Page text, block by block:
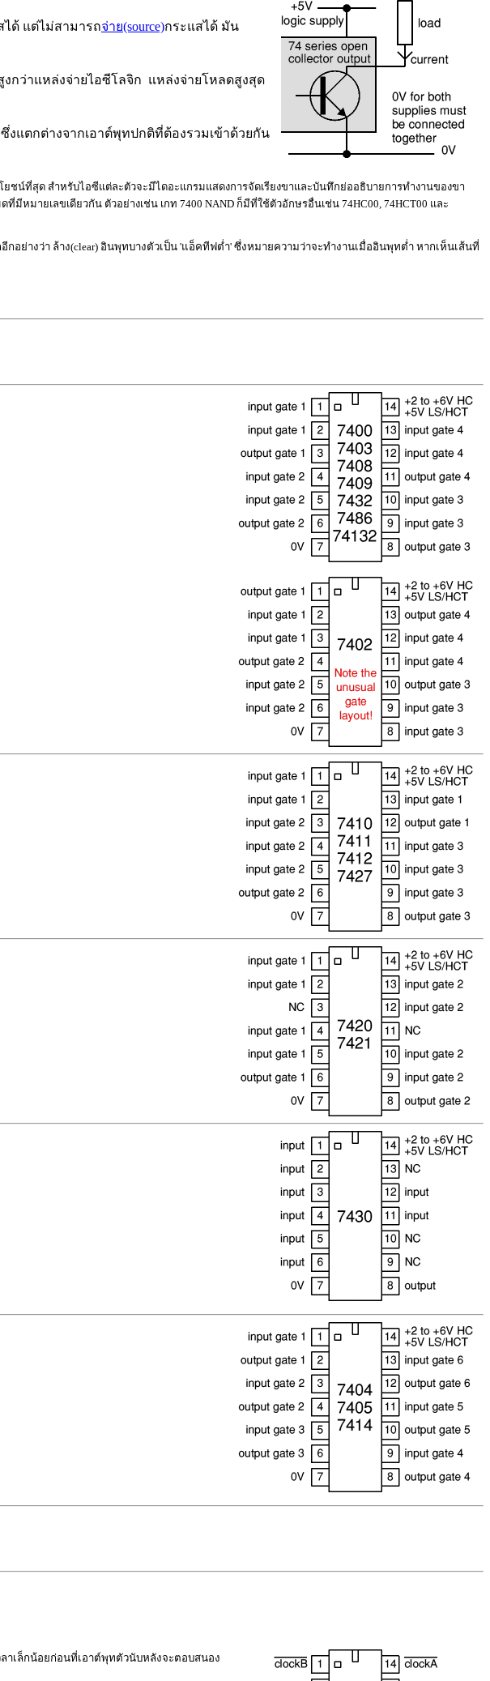
ได้ แต่ไม่สามารถจ่าย(source)กระแสได้ มัน
กว่าแหล่งจ่ายไอซีโลจิก แหล่งจ่ายโหลดสูงสุด
งแตกต่างจากเอาต์พุทปกติที่ต้องรวมเข้าด้วยกัน
ยชน์ที่สุด สำหรับไอซีแต่ละตัวจะมีไดอะแกรมแสดงการจัดเรียงขาและบันทึกย่ออธิบายการทำงานของขา
ที่มีหมายเลขเดียวกัน ตัวอย่างเช่น เกท 7400 NAND ก็มีที่ใช้ตัวอักษรอื่นเช่น 74HC00, 74HCT00 และ
อีกอย่างว่า ล้าง(clear) อินพุทบางตัวเป็น 'แอ็คทีฟต่ำ' ซึ่งหมายความว่าจะทำงานเมื่ออินพุทต่ำ หากเห็นเส้นที่
าเล็กน้อยก่อนที่เอาต์พุทตัวนับหลังจะตอบสนอง